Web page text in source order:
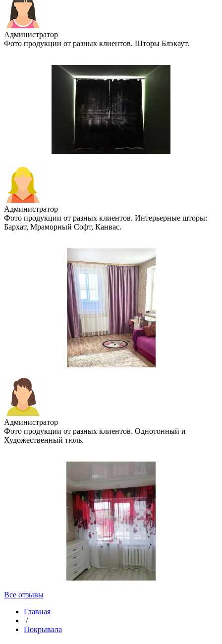
Администратор
Фото продукции от разных клиентов. Шторы Блэкаут.
Администратор
Фото продукции от разных клиентов. Интерьерные шторы:
Бархат, Мраморный Софт, Канвас.
Администратор
Фото продукции от разных клиентов. Однотонный и
Художественный тюль.
Все отзывы
Главная
/
Покрывала